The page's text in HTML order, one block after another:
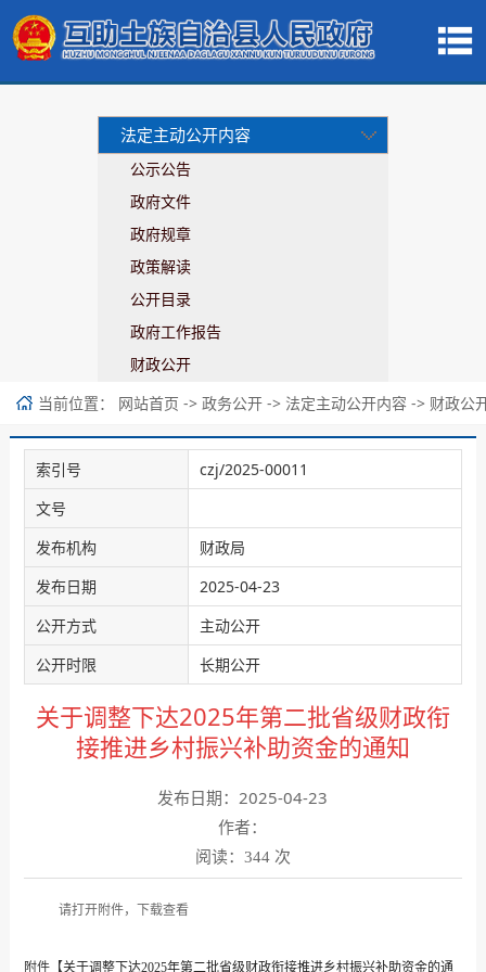
法定主动公开内容
公示公告
政府文件
政府规章
政策解读
公开目录
政府工作报告
财政公开
当前位置： 网站首页 -> 政务公开 -> 法定主动公开内容 -> 财政公
索引号
czj/2025-00011
文号
发布机构
财政局
发布日期
2025-04-23
公开方式
主动公开
公开时限
长期公开
关于调整下达2025年第二批省级财政衔
接推进乡村振兴补助资金的通知
发布日期：2025-04-23
作者：
阅读：
344次
请打开附件，下载查看
附件【关于调整下达2025年第二批省级财政衔接推进乡村振兴补助资金的通